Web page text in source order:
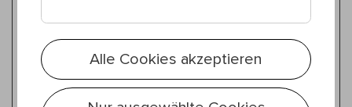
Ameganvi
Stammtisch
Alle Cookies akzeptieren